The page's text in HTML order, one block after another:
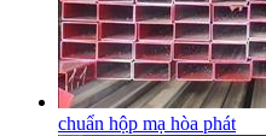
chuẩn hộp mạ hòa phát